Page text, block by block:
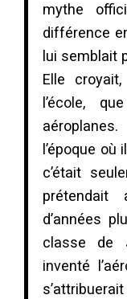
mythe
différence
lui semblait
Elle
l’école,
l’époque où
c’était
prétendait
d’années
classe de
inventé